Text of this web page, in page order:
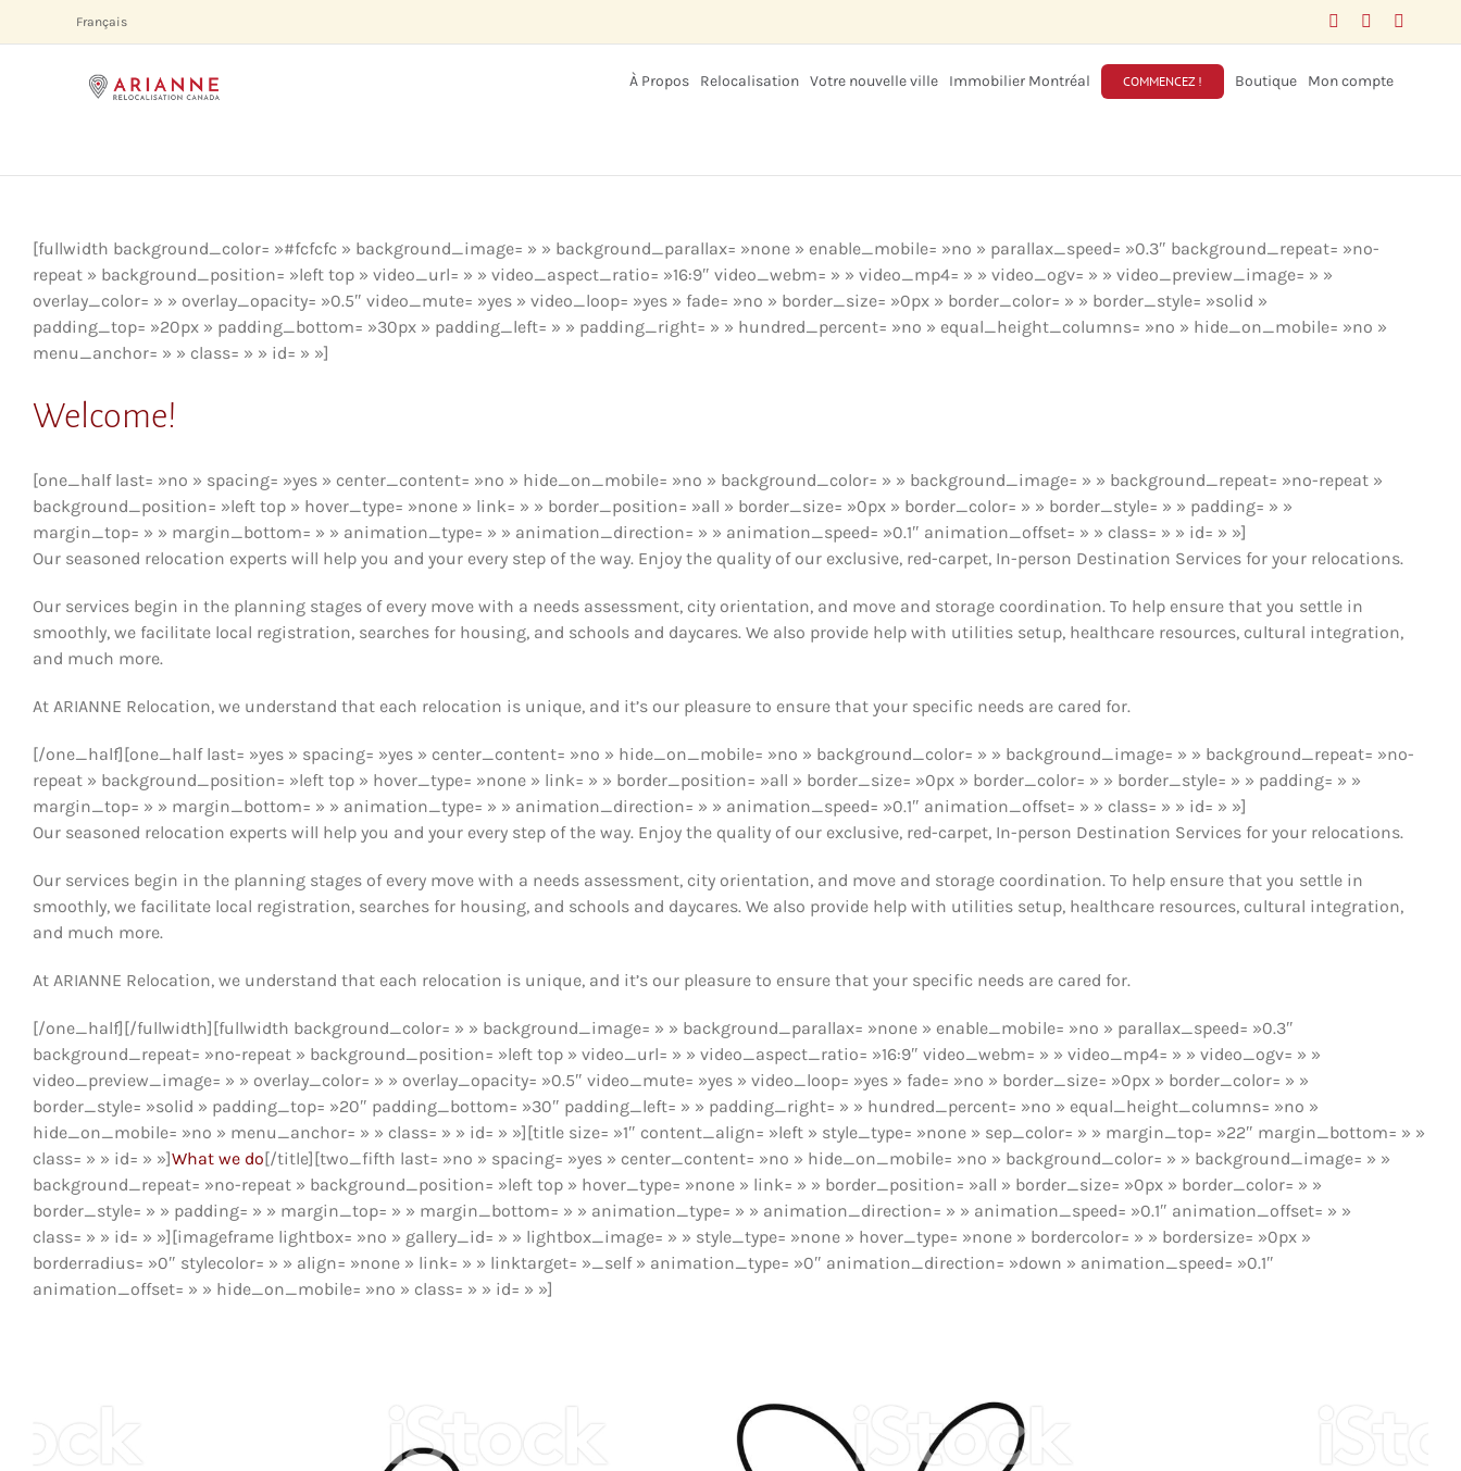
Français FacebookLinkedIn
À Propos Relocalisation Votre nouvelle ville Immobilier Montréal COMMENCEZ ! Boutique Mon compte
[fullwidth background_color= »#fcfcfc » background_image= » » background_parallax= »none » enable_mobile= »no » parallax_speed= »0.3″ background_repeat= »no-
repeat » background_position= »left top » video_url= » » video_aspect_ratio= »16:9″ video_webm= » » video_mp4= » » video_ogv= » » video_preview_image= » »
overlay_color= » » overlay_opacity= »0.5″ video_mute= »yes » video_loop= »yes » fade= »no » border_size= »0px » border_color= » » border_style= »solid »
padding_top= »20px » padding_bottom= »30px » padding_left= » » padding_right= » » hundred_percent= »no » equal_height_columns= »no » hide_on_mobile= »no »
menu_anchor= » » class= » » id= » »]
Welcome!
[one_half last= »no » spacing= »yes » center_content= »no » hide_on_mobile= »no » background_color= » » background_image= » » background_repeat= »no-repeat »
background_position= »left top » hover_type= »none » link= » » border_position= »all » border_size= »0px » border_color= » » border_style= » » padding= » »
margin_top= » » margin_bottom= » » animation_type= » » animation_direction= » » animation_speed= »0.1″ animation_offset= » » class= » » id= » »]
Our seasoned relocation experts will help you and your every step of the way. Enjoy the quality of our exclusive, red-carpet, In-person Destination Services for your relocations.
Our services begin in the planning stages of every move with a needs assessment, city orientation, and move and storage coordination. To help ensure that you settle in
smoothly, we facilitate local registration, searches for housing, and schools and daycares. We also provide help with utilities setup, healthcare resources, cultural integration,
and much more.
At ARIANNE Relocation, we understand that each relocation is unique, and it’s our pleasure to ensure that your specific needs are cared for.
[/one_half][one_half last= »yes » spacing= »yes » center_content= »no » hide_on_mobile= »no » background_color= » » background_image= » » background_repeat= »no-
repeat » background_position= »left top » hover_type= »none » link= » » border_position= »all » border_size= »0px » border_color= » » border_style= » » padding= » »
margin_top= » » margin_bottom= » » animation_type= » » animation_direction= » » animation_speed= »0.1″ animation_offset= » » class= » » id= » »]
Our seasoned relocation experts will help you and your every step of the way. Enjoy the quality of our exclusive, red-carpet, In-person Destination Services for your relocations.
Our services begin in the planning stages of every move with a needs assessment, city orientation, and move and storage coordination. To help ensure that you settle in
smoothly, we facilitate local registration, searches for housing, and schools and daycares. We also provide help with utilities setup, healthcare resources, cultural integration,
and much more.
At ARIANNE Relocation, we understand that each relocation is unique, and it’s our pleasure to ensure that your specific needs are cared for.
[/one_half][/fullwidth][fullwidth background_color= » » background_image= » » background_parallax= »none » enable_mobile= »no » parallax_speed= »0.3″
background_repeat= »no-repeat » background_position= »left top » video_url= » » video_aspect_ratio= »16:9″ video_webm= » » video_mp4= » » video_ogv= » »
video_preview_image= » » overlay_color= » » overlay_opacity= »0.5″ video_mute= »yes » video_loop= »yes » fade= »no » border_size= »0px » border_color= » »
border_style= »solid » padding_top= »20″ padding_bottom= »30″ padding_left= » » padding_right= » » hundred_percent= »no » equal_height_columns= »no »
hide_on_mobile= »no » menu_anchor= » » class= » » id= » »][title size= »1″ content_align= »left » style_type= »none » sep_color= » » margin_top= »22″ margin_bottom= » »
class= » » id= » »]What we do[/title][two_fifth last= »no » spacing= »yes » center_content= »no » hide_on_mobile= »no » background_color= » » background_image= » »
background_repeat= »no-repeat » background_position= »left top » hover_type= »none » link= » » border_position= »all » border_size= »0px » border_color= » »
border_style= » » padding= » » margin_top= » » margin_bottom= » » animation_type= » » animation_direction= » » animation_speed= »0.1″ animation_offset= » »
class= » » id= » »][imageframe lightbox= »no » gallery_id= » » lightbox_image= » » style_type= »none » hover_type= »none » bordercolor= » » bordersize= »0px »
borderradius= »0″ stylecolor= » » align= »none » link= » » linktarget= »_self » animation_type= »0″ animation_direction= »down » animation_speed= »0.1″
animation_offset= » » hide_on_mobile= »no » class= » » id= » »]